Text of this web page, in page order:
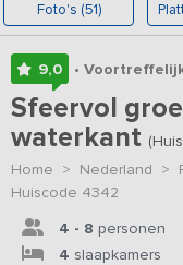
Foto's (51)
9,0 •
Sfeervol
waterkant
Home > Nederland >
Huiscode 4342
4 - 8 personen
4 slaapkamers